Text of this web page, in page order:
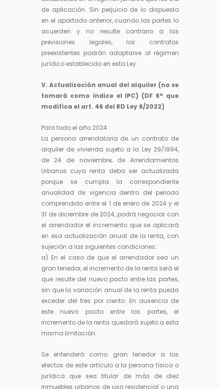
de aplicación. Sin perjuicio de lo dispuesto
en el apartado anterior, cuando las partes lo
acuerden y no resulte contrario a las
previsiones legales, los contratos
preexistentes podrán adaptarse al régimen
jurídico establecido en esta Ley.
V. Actualización anual del alquiler (no se
tomará como índice el IPC) (DF 6ª que
modifica el art. 46 del RD Ley 6/2022)
Para todo el año 2024:
La persona arrendataria de un contrato de
alquiler de vivienda sujeto a la Ley 29/1994,
de 24 de noviembre, de Arrendamientos
Urbanos cuya renta deba ser actualizada
porque se cumpla la correspondiente
anualidad de vigencia dentro del periodo
comprendido entre el 1 de enero de 2024 y el
31 de diciembre de 2024, podrá negociar con
el arrendador el incremento que se aplicará
en esa actualización anual de la renta, con
sujeción a las siguientes condiciones:
a) En el caso de que el arrendador sea un
gran tenedor, el incremento de la renta será el
que resulte del nuevo pacto entre las partes,
sin que la variación anual de la renta pueda
exceder del tres por ciento. En ausencia de
este nuevo pacto entre las partes, el
incremento de la renta quedará sujeto a esta
misma limitación.
Se entenderá como gran tenedor a los
efectos de este artículo a la persona física o
jurídica que sea titular de más de diez
inmuebles urbanos de uso residencial o una